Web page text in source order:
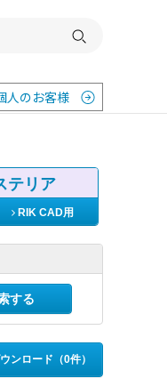
人のお客様
検索する
テリア
RIK CAD用
する
ンロード（0件）